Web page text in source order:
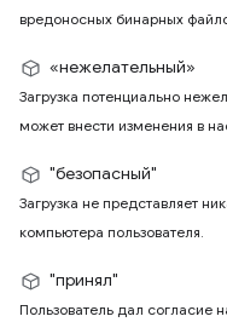
вредоносных бинарных
«нежелательный»
Загрузка потенциально
может внести изменения в
"безопасный"
Загрузка не представляет
компьютера пользователя.
"принял"
Пользователь дал согласие